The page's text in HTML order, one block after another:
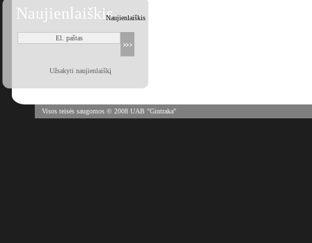
NaujienlaiškisNaujienlaiškis
Užsakyti naujienlaiškį
Visos teisės saugomos © 2008 UAB "Gintraka"